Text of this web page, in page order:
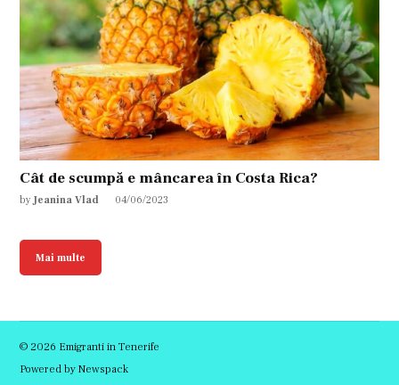
Cât de scumpă e mâncarea în Costa Rica?
by Jeanina Vlad 04/06/2023
Mai multe
© 2026 Emigranti in Tenerife
Powered by Newspack